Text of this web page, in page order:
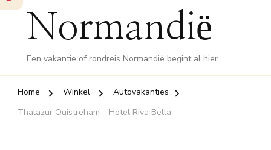
Normandië
Een vakantie of rondreis Normandië begint al hier
Home Winkel
Autovakanties
Thalazur Ouistreham – Hotel Riva Bella